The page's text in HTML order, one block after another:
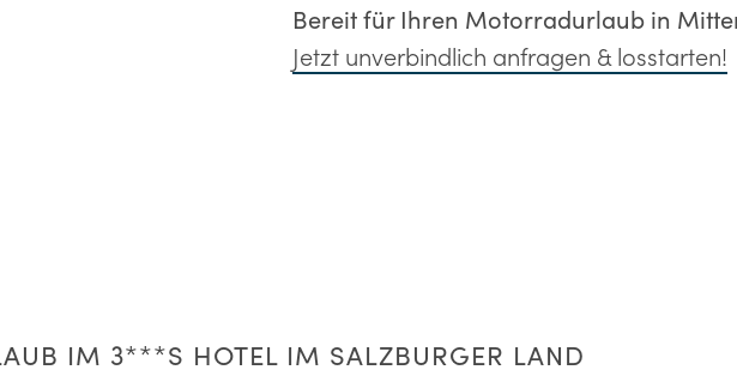
Bereit für Ihren Motorradurlaub in
Jetzt unverbindlich anfragen & losstarten!
IM 3***S HOTEL IM SALZBURGER LAND